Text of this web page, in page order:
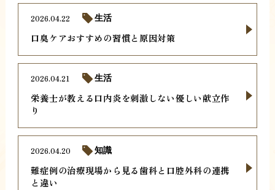
口臭ケアおすすめの習慣と原因対策
2026.04.22 生活
栄養士が教える口内炎を刺激しない優しい献立作
り
2026.04.21 生活
難症例の治療現場から見る歯科と口腔外科の連携
と違い
2026.04.20 知識